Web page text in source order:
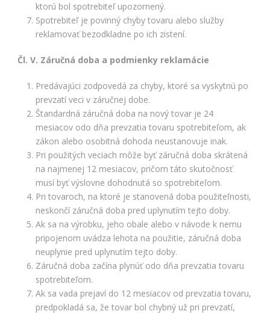
ktorú bol spotrebiteľ upozornený.
Spotrebiteľ je povinný chyby tovaru alebo služby
reklamovať bezodkladne po ich zistení.
Čl. V. Záručná doba a podmienky reklamácie
Predávajúci zodpovedá za chyby, ktoré sa vyskytnú po
prevzatí veci v záručnej dobe.
Štandardná záručná doba na nový tovar je 24
mesiacov odo dňa prevzatia tovaru spotrebiteľom, ak
zákon alebo osobitná dohoda neustanovuje inak.
Pri použitých veciach môže byť záručná doba skrátená
na najmenej 12 mesiacov, pričom táto skutočnosť
musí byť výslovne dohodnutá so spotrebiteľom.
Pri tovaroch, na ktoré je stanovená doba použiteľnosti,
neskončí záručná doba pred uplynutím tejto doby.
Ak sa na výrobku, jeho obale alebo v návode k nemu
pripojenom uvádza lehota na použitie, záručná doba
neuplynie pred uplynutím tejto doby.
Záručná doba začína plynúť odo dňa prevzatia tovaru
spotrebiteľom.
Ak sa vada prejaví do 12 mesiacov od prevzatia tovaru,
predpokladá sa, že tovar bol chybný už pri prevzatí,